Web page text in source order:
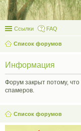
Ссылки FAQ
Список форумов
Информация
Форум закрыт потому,
спамеров.
Список форумов